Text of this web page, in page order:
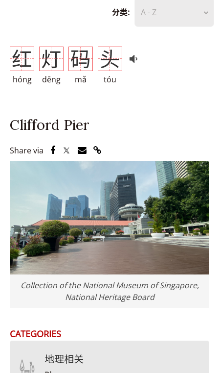
分类: A - Z
红
hóng
灯
dēng
码
mǎ
头
tóu
Clifford Pier
Share via Share via Facebook
Share via Twitter
Share via Email
Share via Link
Collection of the National Museum of Singapore,
National Heritage Board
CATEGORIES
地理相关